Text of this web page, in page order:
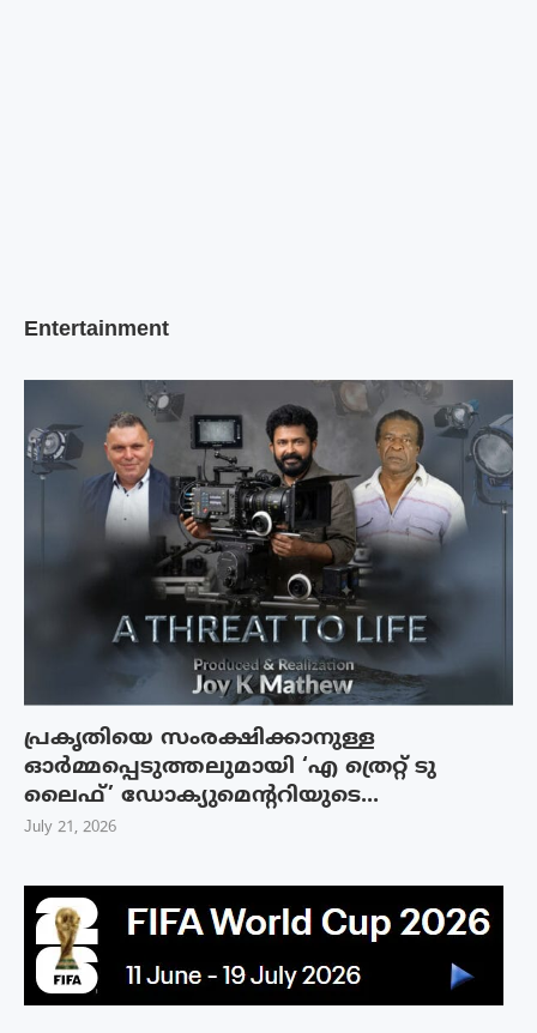
Entertainment
പ്രകൃതിയെ സംരക്ഷിക്കാനുള്ള
ഓർമ്മപ്പെടുത്തലുമായി ‘എ ത്രെറ്റ് ടു
ലൈഫ്’ ഡോക്യുമെന്ററിയുടെ...
July 21, 2026